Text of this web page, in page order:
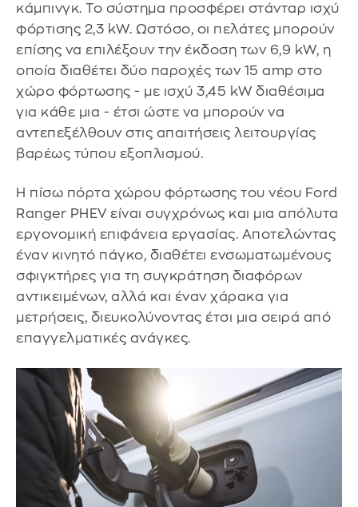
κάμπινγκ. Το σύστημα προσφέρει στάνταρ ισχύ
φόρτισης 2,3 kW. Ωστόσο, οι πελάτες μπορούν
επίσης να επιλέξουν την έκδοση των 6,9 kW, η
οποία διαθέτει δύο παροχές των 15 amp στο
χώρο φόρτωσης - με ισχύ 3,45 kW διαθέσιμα
για κάθε μια - έτσι ώστε να μπορούν να
αντεπεξέλθουν στις απαιτήσεις λειτουργίας
βαρέως τύπου εξοπλισμού.
Η πίσω πόρτα χώρου φόρτωσης του νέου Ford
Ranger PHEV είναι συγχρόνως και μια απόλυτα
εργονομική επιφάνεια εργασίας. Αποτελώντας
έναν κινητό πάγκο, διαθέτει ενσωματωμένους
σφιγκτήρες για τη συγκράτηση διαφόρων
αντικειμένων, αλλά και έναν χάρακα για
μετρήσεις, διευκολύνοντας έτσι μια σειρά από
επαγγελματικές ανάγκες.